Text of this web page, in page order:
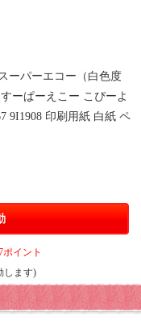
ーパーエコー（白色度
ーぱーえこー こぴーよ
9I1908 印刷用紙 白紙 ペ
イント
します)